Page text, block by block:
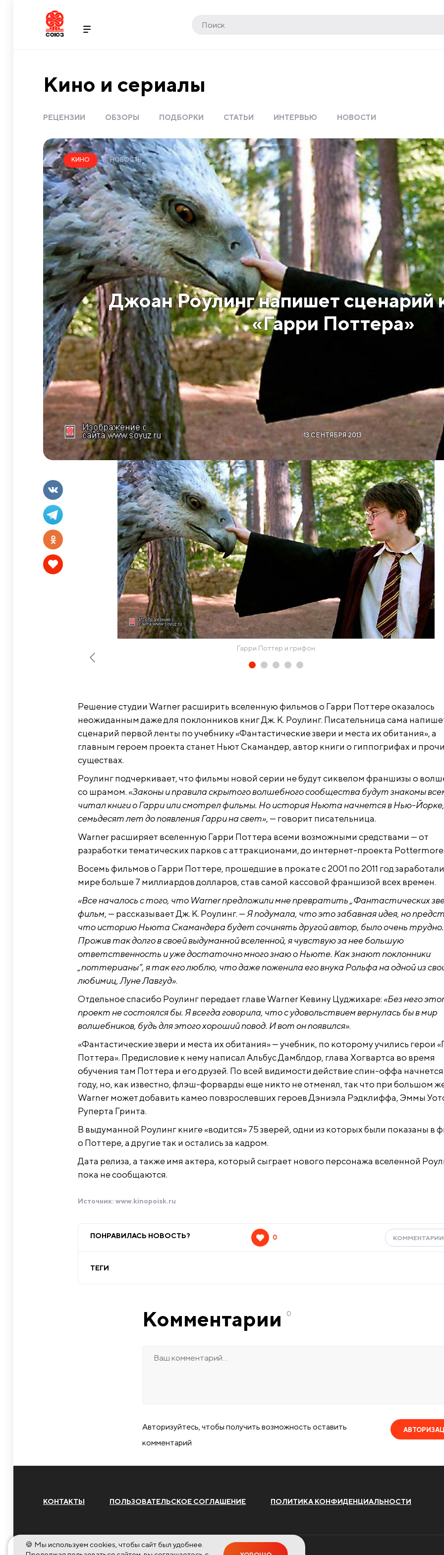
Кино и сериалы
РЕЦЕНЗИИ ОБЗОРЫ ПОДБОРКИ СТАТЬИ ИНТЕРВЬЮ НОВОСТИ
Джоан Роулинг напишет сценарий
«Гарри Поттера»
КИНО НОВОСТЬ
13 СЕНТЯБРЯ 2013
Гарри Поттер и грифон
Решение студии Warner расширить вселенную фильмов о Гарри Поттере оказалось
неожиданным даже для поклонников книг Дж. К. Роулинг. Писательница сама
сценарий первой ленты по учебнику «Фантастические звери и места их обитания», а
главным героем проекта станет Ньют Скамандер, автор книги о гиппогрифах и
существах.
Роулинг подчеркивает, что фильмы новой серии не будут сиквелом франшизы о
со шрамом. «Законы и правила скрытого волшебного сообщества будут знакомы
читал книги о Гарри или смотрел фильмы. Но история Ньюта начнется в Нью-
семьдесят лет до появления Гарри на свет», — говорит писательница.
Warner расширяет вселенную Гарри Поттера всеми возможными средствами — от
разработки тематических парков с аттракционами, до интернет-проекта
Восемь фильмов о Гарри Поттере, прошедшие в прокате с 2001 по 2011 год
мире больше 7 миллиардов долларов, став самой кассовой франшизой всех времен.
«Все началось с того, что Warner предложили мне превратить „Фантастических
фильм, — рассказывает Дж. К. Роулинг. — Я подумала, что это забавная идея, но
что историю Ньюта Скамандера будет сочинять другой автор, было очень трудно.
Прожив так долго в своей выдуманной вселенной, я чувствую за нее большую
ответственность и уже достаточно много знаю о Ньюте. Как знают поклонники
„поттерианы“, я так его люблю, что даже поженила его внука Рольфа на одной из
любимиц, Луне Лавгуд».
Отдельное спасибо Роулинг передает главе Warner Кевину Цуджихаре: «Без него
проект не состоялся бы. Я всегда говорила, что с удовольствием вернулась бы в мир
волшебников, будь для этого хороший повод. И вот он появился».
«Фантастические звери и места их обитания» — учебник, по которому учились герои
Поттера». Предисловие к нему написал Альбус Дамблдор, глава Хогвартса во время
обучения там Поттера и его друзей. По всей видимости действие спин-оффа начнется
году, но, как известно, флэш-форварды еще никто не отменял, так что при большом
Warner может добавить камео повзрослевших героев Дэниэла Рэдклиффа, Эммы
Руперта Гринта.
В выдуманной Роулинг книге «водится» 75 зверей, одни из которых были показаны в
о Поттере, а другие так и остались за кадром.
Дата релиза, а также имя актера, который сыграет нового персонажа вселенной
пока не сообщаются.
Источник: www.kinopoisk.ru
ПОНРАВИЛАСЬ НОВОСТЬ? 0 КОММЕНТАРИИ
ТЕГИ
Комментарии 0
Авторизуйтесь, чтобы получить возможность оставить
комментарий
КОНТАКТЫ ПОЛЬЗОВАТЕЛЬСКОЕ СОГЛАШЕНИЕ ПОЛИТИКА КОНФИДЕНЦИАЛЬНОСТИ
🍪 Мы используем cookies, чтобы сайт был удобнее.